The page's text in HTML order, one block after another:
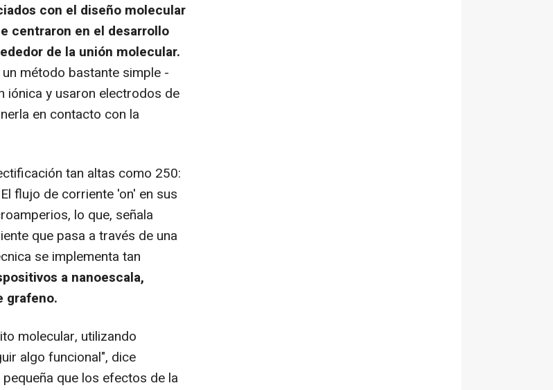
con el diseño molecular
centraron en el desarrollo
de la unión molecular.
método bastante simple -
iónica y usaron electrodos de
en contacto con la
tan altas como 250:
flujo de corriente 'on' en sus
lo que, señala
que pasa a través de una
se implementa tan
a nanoescala,
grafeno.
molecular, utilizando
algo funcional", dice
que los efectos de la